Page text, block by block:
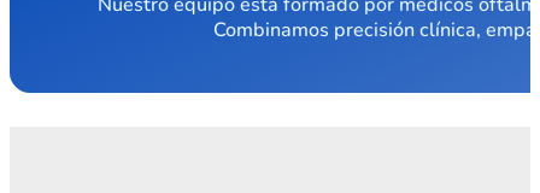
Nuestro equipo está formado por médicos
Combinamos precisión clínica,